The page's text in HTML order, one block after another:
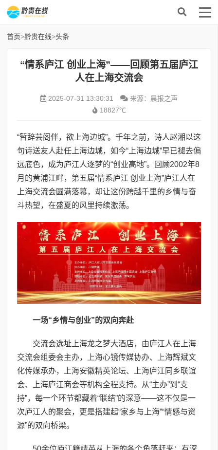
首页>黔贵在线>头条
“情系庐江 创业上海”——回顾第五届庐江
人在上海交流会
2025-07-31 13:30:31
来源：晨报之声
18827℃
“暂辞芸阁伴，欲上海边城”。千年之前，诗人赵湘以这
句诗送友人赴任上海边城，如今“上海边城”早已褪去偏
远底色，成为庐江人逐梦的“创业高地”。回顾2002年8
月的黄浦江畔，第五届“情系庐江 创业上海”庐江人在
上海交流会圆满落幕，却让这份跨越千里的乡情与奋
斗热望，在盛夏的风里持续激荡。
一场“乡情与创业”的双向奔赴
交流会选址上海龙之梦大酒店，由庐江人在上海
交流会组委会主办，上海心镜传媒协办、上海辉斌文
化传媒承办，上海安徽精英论坛、上海庐江同乡联谊
会、上海庐江商会等机构全程支持。从“主办”到“支
持”，每一个环节都藏着“联结”的深意——这不仅是一
次庐江人的聚会，更是搭建起“家乡与上海”“情感与资
源”的双向桥梁。